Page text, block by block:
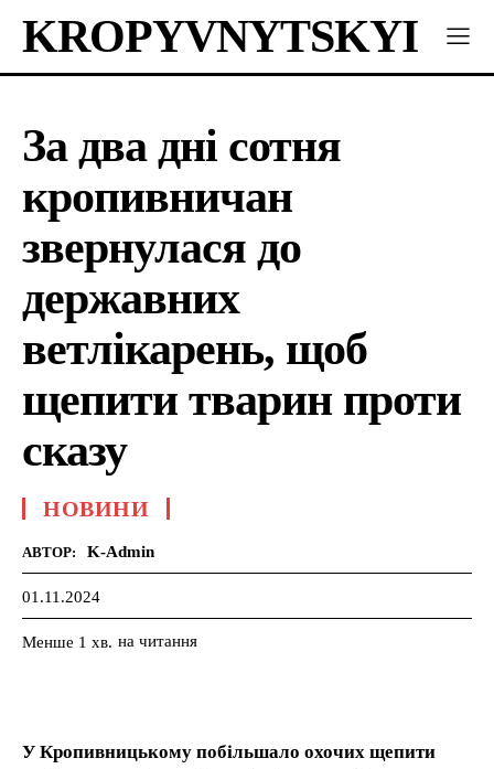
KROPYVNYTSKYI
За два дні сотня
кропивничан
звернулася до
державних
ветлікарень, щоб
щепити тварин проти
сказу
НОВИНИ
АВТОР: K-Admin
01.11.2024
Менше 1 хв. на читання
У Кропивницькому побільшало охочих щепити